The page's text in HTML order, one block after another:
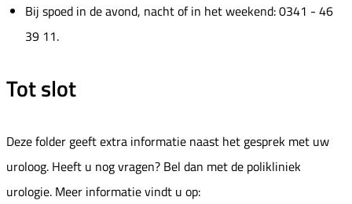
Bij spoed in de avond, nacht of in het weekend: 0341 - 46
39 11.
Tot slot
Deze folder geeft extra informatie naast het gesprek met uw
uroloog. Heeft u nog vragen? Bel dan met de polikliniek
urologie. Meer informatie vindt u op: